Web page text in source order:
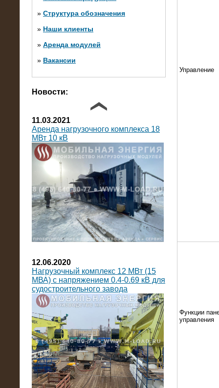
» Структура обозначения
» Наши клиенты
» Аренда модулей
» Вакансии
Новости:
11.03.2021
Аренда нагрузочного комплекса 18
МВт 10 кВ
12.06.2020
Нагрузочный комплекс 12 МВт (15
МВА) с напряжением 0.4-0.69 кВ для
судостроительного завода
Управление
Функции
управления